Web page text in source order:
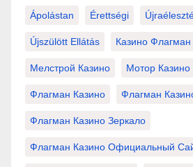
Ápolástan Érettségi
Újszülött Ellátás Казино Флагман
Мелстрой Казино Мотор Казино
Флагман Казино Флагман
Флагман Казино Зеркало
Флагман Казино Официальный